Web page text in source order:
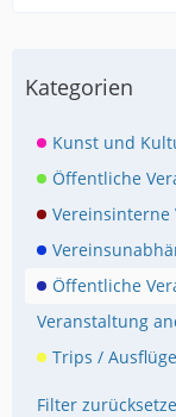
Kategorien
Kunst und
Öffentliche
Vereinsinterne
Öffentliche
Veranstaltung
Trips / Ausflüge
Filter